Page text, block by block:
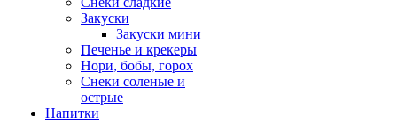
Закуски
Закуски мини
Печенье и крекеры
Нори, бобы, горох
Снеки соленые и
острые
Напитки